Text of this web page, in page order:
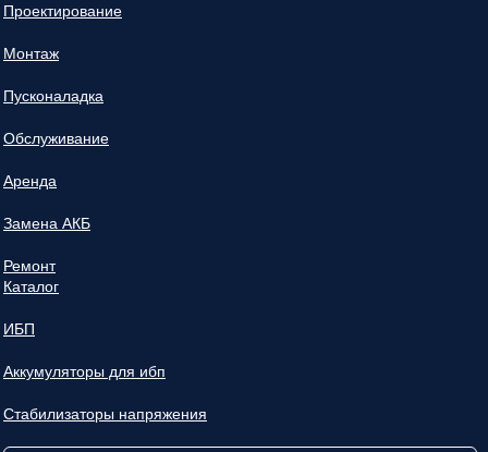
Проектирование
Монтаж
Пусконаладка
Обслуживание
Аренда
Замена АКБ
Ремонт
Каталог
ИБП
Аккумуляторы для ибп
Стабилизаторы напряжения